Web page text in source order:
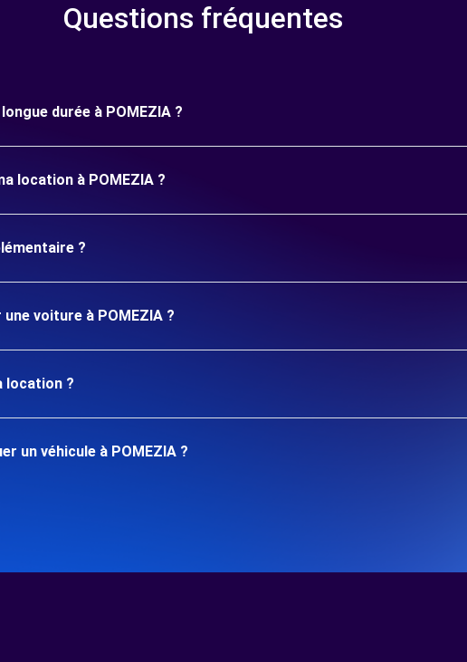
Questions fréquentes
durée à POMEZIA ?
location à POMEZIA ?
?
voiture à POMEZIA ?
location ?
un véhicule à POMEZIA ?